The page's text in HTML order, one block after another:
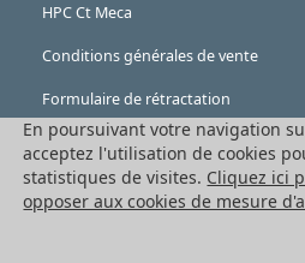
HPC Ct Meca
Conditions générales de vente
Formulaire de rétractation
Mentions légales
Cookies
En poursuivant votre navigation
acceptez l'utilisation de cookies
statistiques de visites. Cliquez ici
opposer aux cookies de mesure